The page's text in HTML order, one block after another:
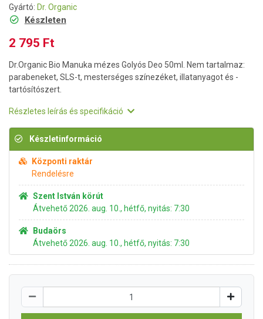
Gyártó: Dr. Organic
Készleten
2 795 Ft
Dr.Organic Bio Manuka mézes Golyós Deo 50ml. Nem tartalmaz:
parabeneket, SLS-t, mesterséges színezéket, illatanyagot és -
tartósítószert.
Részletes leírás és specifikáció
Készletinformáció
Központi raktár
Rendelésre
Szent István körút
Átvehető 2026. aug. 10., hétfő, nyitás: 7:30
Budaörs
Átvehető 2026. aug. 10., hétfő, nyitás: 7:30